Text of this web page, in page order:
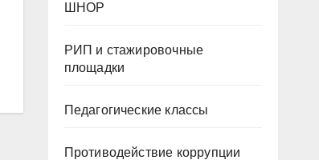
ШНОР
РИП и стажировочные
площадки
Педагогические классы
Противодействие коррупции